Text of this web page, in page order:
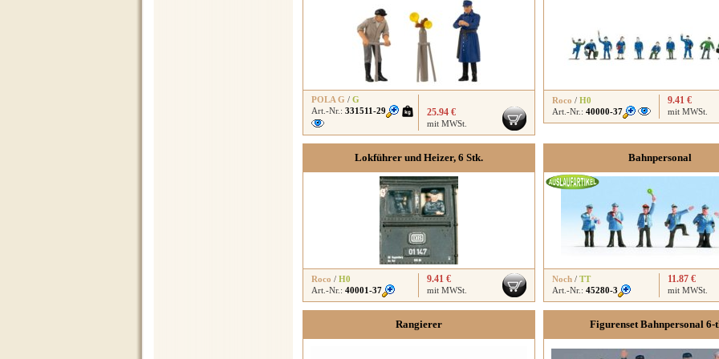
POLA G / G
Art.-Nr.: 331511-29 25.94 €
mit MWSt.
Roco / H0
Art.-Nr.: 40000-37
9.41 €
mit MWSt.
Lokführer und Heizer, 6 Stk.
Roco / H0
Art.-Nr.: 40001-37
9.41 €
mit MWSt.
Bahnpersonal
Noch / TT
Art.-Nr.: 45280-3
11.87 €
mit MWSt.
Rangierer Figurenset Bahnpersonal 6-